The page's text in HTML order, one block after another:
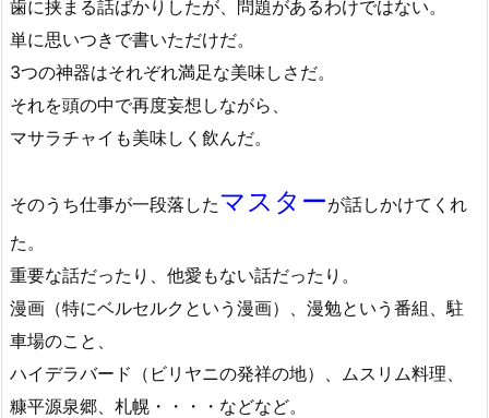
歯に挟まる話ばかりしたが、問題があるわけではない。
単に思いつきで書いただけだ。
3つの神器はそれぞれ満足な美味しさだ。
それを頭の中で再度妄想しながら、
マサラチャイも美味しく飲んだ。
そのうち仕事が一段落したマスターが話しかけてくれ
た。
重要な話だったり、他愛もない話だったり。
漫画（特にベルセルクという漫画）、漫勉という番組、駐
車場のこと、
ハイデラバード（ビリヤニの発祥の地）、ムスリム料理、
糠平源泉郷、札幌・・・・などなど。